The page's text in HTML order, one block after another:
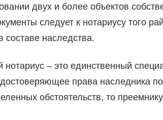
двух и более объектов
следует к нотариусу того
составе наследства.
нотариус – это единственный
права наследника
обстоятельств, то